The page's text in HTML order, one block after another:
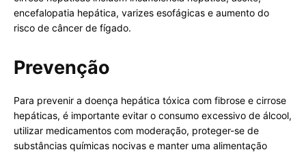
encefalopatia hepática, varizes esofágicas e aumento do
risco de câncer de fígado.
Prevenção
Para prevenir a doença hepática tóxica com fibrose e cirrose
hepáticas, é importante evitar o consumo excessivo de álcool,
utilizar medicamentos com moderação, proteger-se de
substâncias químicas nocivas e manter uma alimentação